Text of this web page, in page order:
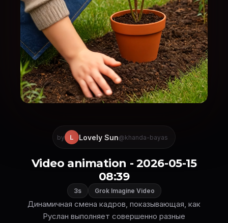
by L Lovely Sun@khanda-bayas
Video animation - 2026-05-15
08:39
3s Grok Imagine Video
Динамичная смена кадров, показывающая, как
Руслан выполняет совершенно разные